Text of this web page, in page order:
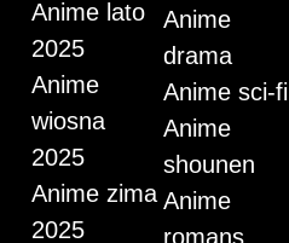
Anime lato
2025
Anime
wiosna
2025
Anime zima
2025
Anime
drama
Anime sci-fi
Anime
shounen
Anime
romans